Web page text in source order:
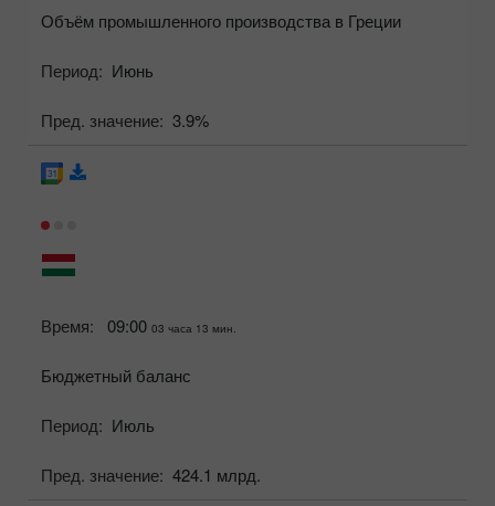
Объём промышленного производства в Греции
Период: Июнь
Пред. значение: 3.9%
Время: 09:00 03 часа 13 мин.
Бюджетный баланс
Период: Июль
Пред. значение: 424.1 млрд.